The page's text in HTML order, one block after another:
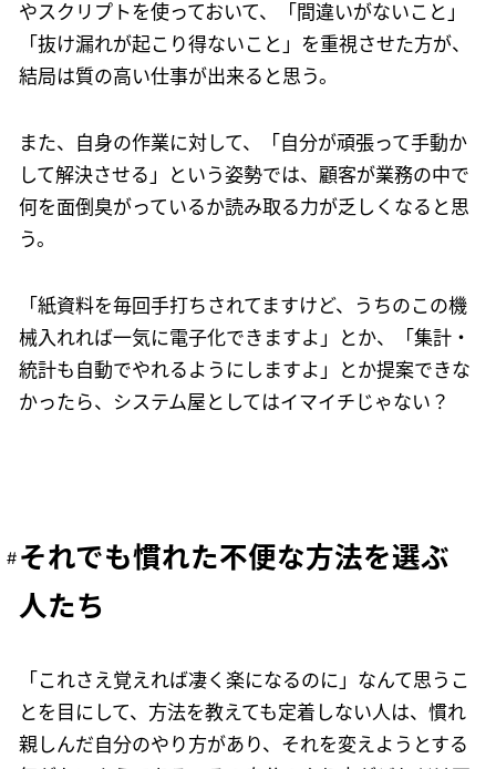
やスクリプトを使っておいて、「間違いがないこと」
「抜け漏れが起こり得ないこと」を重視させた方が、
結局は質の高い仕事が出来ると思う。
また、自身の作業に対して、「自分が頑張って手動か
して解決させる」という姿勢では、顧客が業務の中で
何を面倒臭がっているか読み取る力が乏しくなると思
う。
「紙資料を毎回手打ちされてますけど、うちのこの機
械入れれば一気に電子化できますよ」とか、「集計・
統計も自動でやれるようにしますよ」とか提案できな
かったら、システム屋としてはイマイチじゃない？
それでも慣れた不便な方法を選ぶ
人たち
「これさえ覚えれば凄く楽になるのに」なんて思うこ
とを目にして、方法を教えても定着しない人は、慣れ
親しんだ自分のやり方があり、それを変えようとする